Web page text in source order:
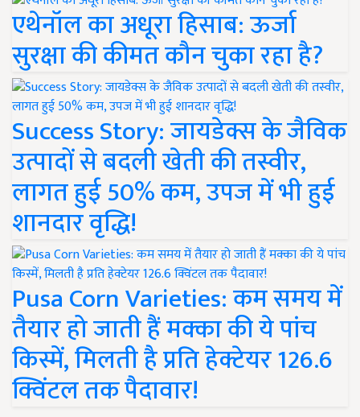
एथेनॉल का अधूरा हिसाब: ऊर्जा
सुरक्षा की कीमत कौन चुका रहा है?
Success Story: जायडेक्स के जैविक
उत्पादों से बदली खेती की तस्वीर,
लागत हुई 50% कम, उपज में भी हुई
शानदार वृद्धि!
Pusa Corn Varieties: कम समय में
तैयार हो जाती हैं मक्का की ये पांच
किस्में, मिलती है प्रति हेक्टेयर 126.6
क्विंटल तक पैदावार!